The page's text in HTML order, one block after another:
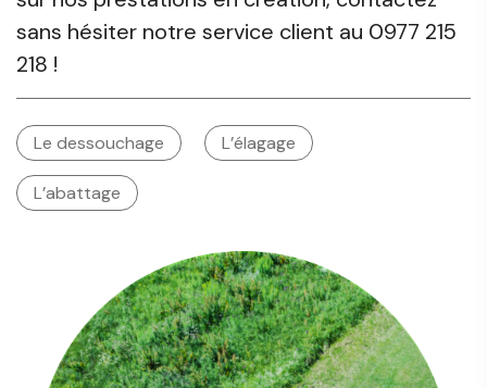
sans hésiter notre service client au 0977 215
218 !
Le dessouchage L’élagage
L’abattage